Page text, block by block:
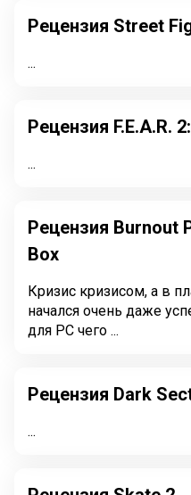
Рецензия Street
...
Рецензия F.E.A.R.
...
Рецензия Burnout
Box
Кризис кризисом, а в
начался очень даже
для PC чего ...
Рецензия Dark
...